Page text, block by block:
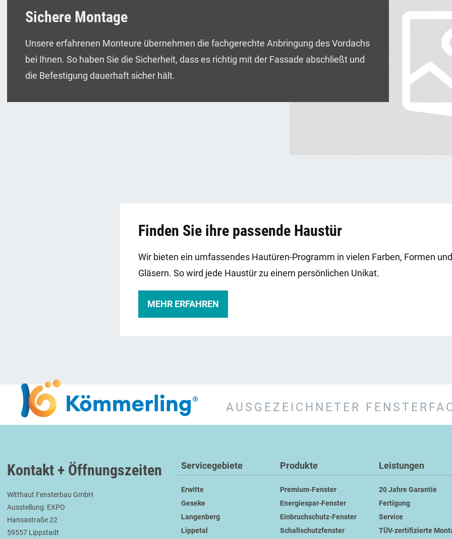
Sichere Montage
Unsere erfahrenen Monteure übernehmen die fachgerechte Anbringung des Vordachs
bei Ihnen. So haben Sie die Sicherheit, dass es richtig mit der Fassade abschließt und
die Befestigung dauerhaft sicher hält.
Finden Sie ihre passende Haustür
Wir bieten ein umfassendes Hautüren-Programm in vielen Farben, Formen
Gläsern. So wird jede Haustür zu einem persönlichen Unikat.
MEHR ERFAHREN
AUSGEZEICHNETER
Kontakt + Öffnungszeiten
Witthaut Fensterbau GmbH
Ausstellung: EXPO
Hansastraße 22
59557 Lippstadt
Servicegebiete
Erwitte
Geseke
Langenberg
Lippetal
Produkte
Premium-Fenster
Energiespar-Fenster
Einbruchschutz-Fenster
Schallschutzfenster
Leistungen
20 Jahre Garantie
Fertigung
Service
TÜV-zertifizierte